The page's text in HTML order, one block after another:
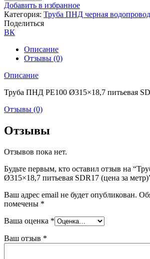
Добавить в избранное
Категория: Труба ПНД черная
Поделиться
ВК
Описание
Отзывы (0)
Описание
Труба ПНД РЕ100 Ø315×18,7 питьевая
Отзывы (0)
Отзывы
Отзывов пока нет.
Будьте первым, кто оставил отзыв на
Ø315×18,7 питьевая SDR17 (цена за
Ваш адрес email не будет опубликован.
помечены *
Ваша оценка *
Ваш отзыв *